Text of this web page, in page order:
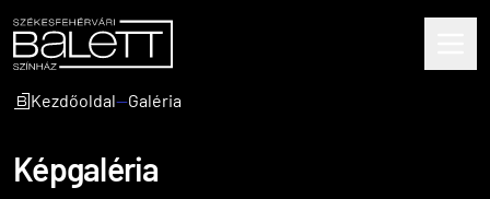
Kezdőoldal—Galéria
Képgaléria